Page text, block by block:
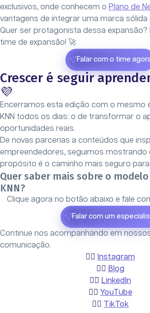
exclusivos, onde conhecem o Plano de
vantagens de integrar uma marca sólida
Quer ser protagonista dessa expansão?
time de expansão! 🚀
Falar com o time
Crescer é seguir
💜
Encerramos esta edição com o mesmo
KNN todos os dias: o de transformar o
oportunidades reais.
De novas parcerias a conteúdos que
empreendedores, seguimos mostrando
propósito é o caminho mais seguro
Quer saber mais sobre o
KNN?
Clique agora no botão abaixo e fale
Falar com um
Continue nos acompanhando em
comunicação.
👉🏻 Instagram
👉🏻 Blog
👉🏻 LinkedIn
👉🏻 YouTube
👉🏻 TikTok